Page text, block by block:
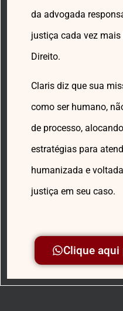
da advogada
justiça cada vez
Direito.
Claris diz que sua
como ser humano,
de processo,
estratégias para
humanizada e
justiça em seu caso.
Clique